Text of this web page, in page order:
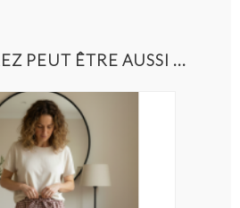
PEUT ÊTRE AUSSI ...